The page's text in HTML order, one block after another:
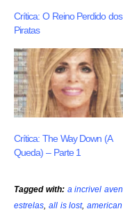
Crítica: O Reino Perdido dos
Piratas
Crítica: The Way Down (A
Queda) – Parte 1
Tagged with: a incrivel
estrelas, all is lost,